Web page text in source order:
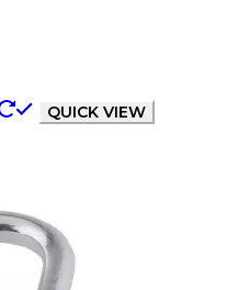
QUICK VIEW